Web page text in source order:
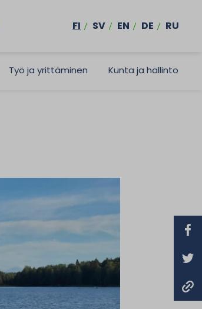
FI SV EN DE RU
Työ ja yrittäminen Kunta ja hallinto